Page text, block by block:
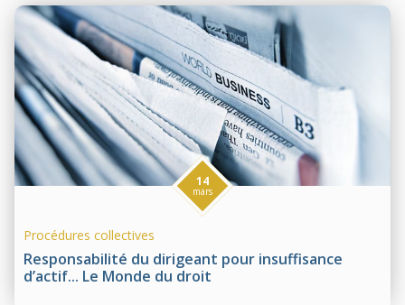
Responsabilité du dirigeant pour insuffisance
d’actif... Le Monde du droit
14
mars
Procédures collectives